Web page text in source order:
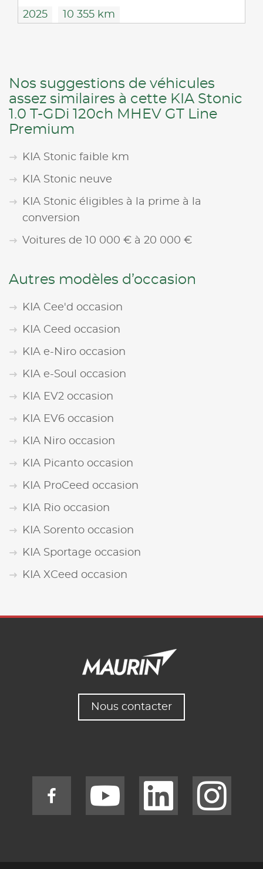
2025 10 355 km
Nos suggestions de véhicules
assez similaires à cette KIA Stonic
1.0 T-GDi 120ch MHEV GT Line
Premium
KIA Stonic faible km
KIA Stonic neuve
KIA Stonic éligibles à la prime à la
conversion
Voitures de 10 000 € à 20 000 €
Autres modèles d’occasion
KIA Cee'd occasion
KIA Ceed occasion
KIA e-Niro occasion
KIA e-Soul occasion
KIA EV2 occasion
KIA EV6 occasion
KIA Niro occasion
KIA Picanto occasion
KIA ProCeed occasion
KIA Rio occasion
KIA Sorento occasion
KIA Sportage occasion
KIA XCeed occasion
Nous contacter